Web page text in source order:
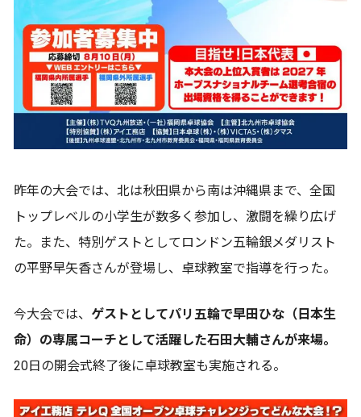
昨年の大会では、北は秋田県から南は沖縄県まで、全国
トップレベルの小学生が数多く参加し、激闘を繰り広げ
た。また、特別ゲストとしてロンドン五輪銀メダリスト
の平野早矢香さんが登場し、卓球教室で指導を行った。
今大会では、 ゲストとしてパリ五輪で早田ひな（日本生
命）の専属コーチとして活躍した石田大輔さんが来場。
20日の開会式終了後に卓球教室も実施される。